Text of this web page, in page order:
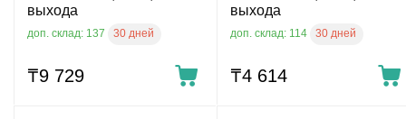
выхода
доп. склад: 137 30 дней
₸9 729
выхода
доп. склад: 114 30 дней
₸4 614